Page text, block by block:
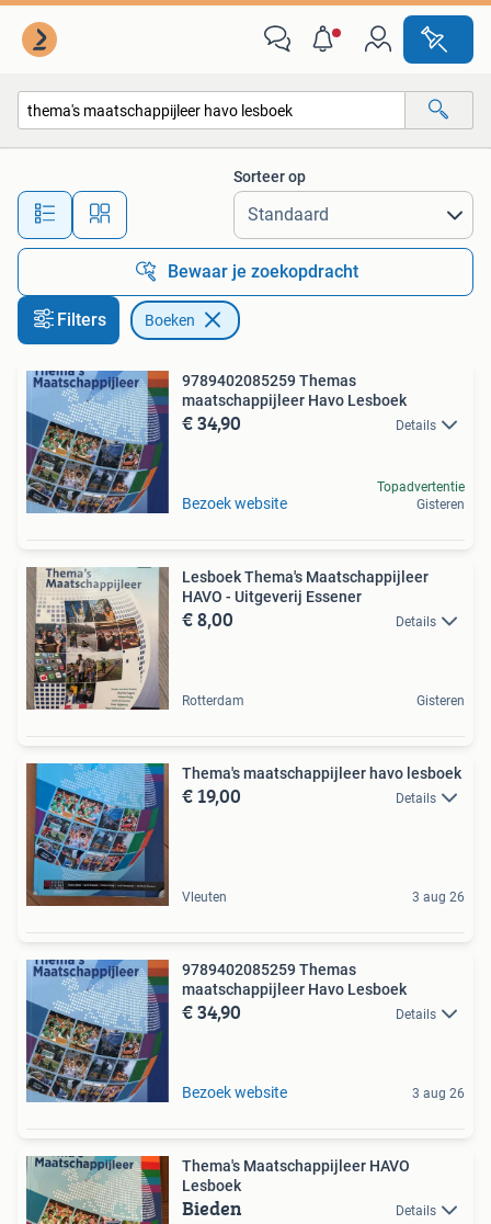
Alle afstanden…
Sorteer op
Bewaar je zoekopdracht
Filters Boeken
9789402085259 Themas
maatschappijleer Havo Lesboek
€ 34,90 Details
Bezoek website
Topadvertentie
Gisteren
Lesboek Thema's Maatschappijleer
HAVO - Uitgeverij Essener
€ 8,00 Details
Rotterdam Gisteren
Thema's maatschappijleer havo lesboek
€ 19,00 Details
Vleuten 3 aug 26
9789402085259 Themas
maatschappijleer Havo Lesboek
€ 34,90 Details
Bezoek website 3 aug 26
Thema's Maatschappijleer HAVO
Lesboek
Bieden Details